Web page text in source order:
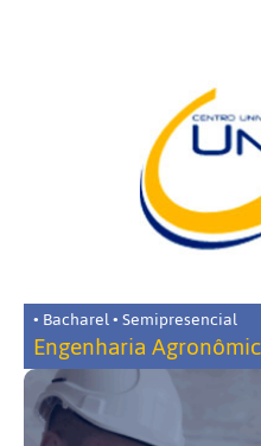
• Bacharel • Semipresencial
Engenharia